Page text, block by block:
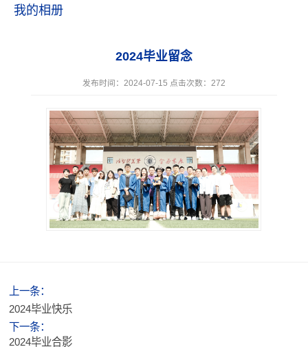
我的相册
2024毕业留念
发布时间：2024-07-15 点击次数： 272
上一条：
2024毕业快乐
下一条：
2024毕业合影